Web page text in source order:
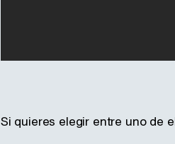
Si quieres elegir entre uno de